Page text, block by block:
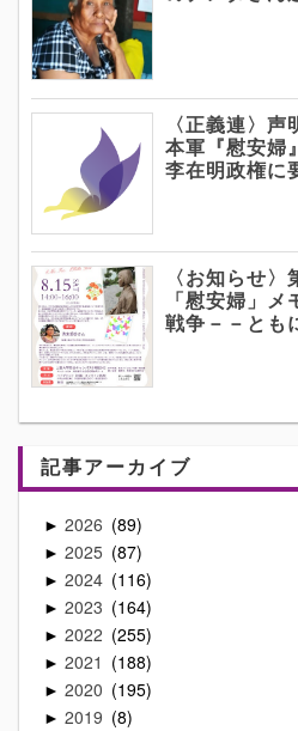
〈正義連〉
本軍『慰安婦
李在明政権に
〈お知らせ
「慰安婦」
戦争－－とも
記事アーカイブ
► 2026 89
► 2025 87
► 2024 116
► 2023 164
► 2022 255
► 2021 188
► 2020 195
► 2019 8